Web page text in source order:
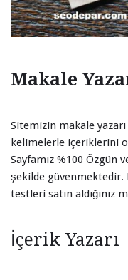
Makale
Sitemizin makale
kelimelerle içeriklerini
Sayfamız %100 Özgün
şekilde güvenmektedir.
testleri satın aldığınız
İçerik Yazarı